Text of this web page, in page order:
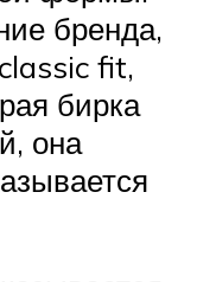
бренда,
fit,
бирка
она